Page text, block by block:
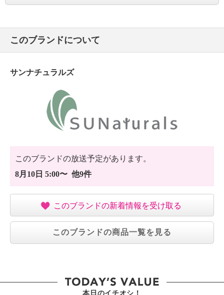
このブランドについて
サンナチュラルズ
このブランドの放送予定があります。
8月10日 5:00〜 他9件
このブランドの新着情報を受け取る
このブランドの商品一覧を見る
本日のイチオシ！